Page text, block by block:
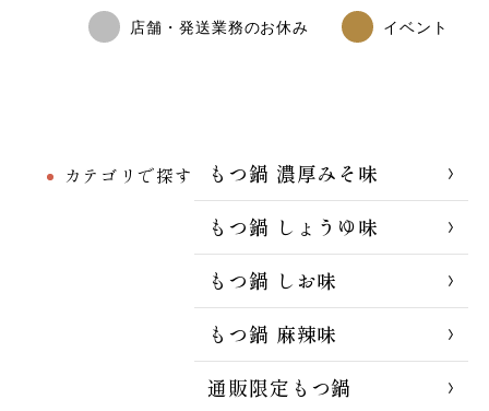
カテゴリで探す
もつ鍋 濃厚みそ味
もつ鍋 しょうゆ味
もつ鍋 しお味
もつ鍋 麻辣味
通販限定もつ鍋
店舗・発送業務のお休み イベント